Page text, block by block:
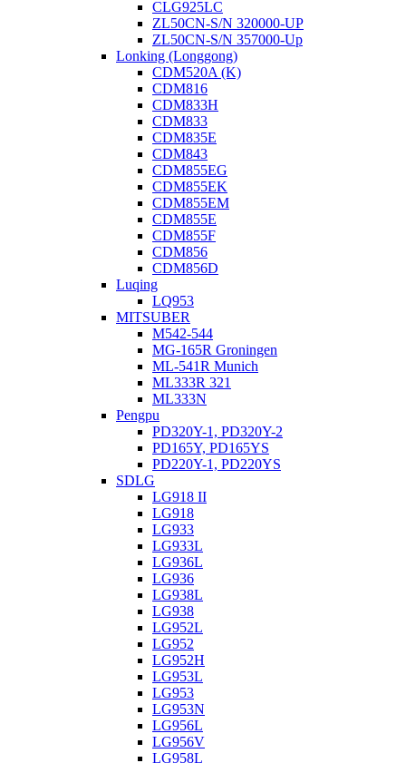
CLG925LC
ZL50CN-S/N 320000-UP
ZL50CN-S/N 357000-Up
Lonking (Longgong)
CDM520A (K)
CDM816
CDM833H
CDM833
CDM835E
CDM843
CDM855EG
CDM855EK
CDM855EM
CDM855E
CDM855F
CDM856
CDM856D
Luqing
LQ953
MITSUBER
M542-544
MG-165R Groningen
ML-541R Munich
ML333R 321
ML333N
Pengpu
PD320Y-1, PD320Y-2
PD165Y, PD165YS
PD220Y-1, PD220YS
SDLG
LG918 II
LG918
LG933
LG933L
LG936L
LG936
LG938L
LG938
LG952L
LG952
LG952H
LG953L
LG953
LG953N
LG956L
LG956V
LG958L